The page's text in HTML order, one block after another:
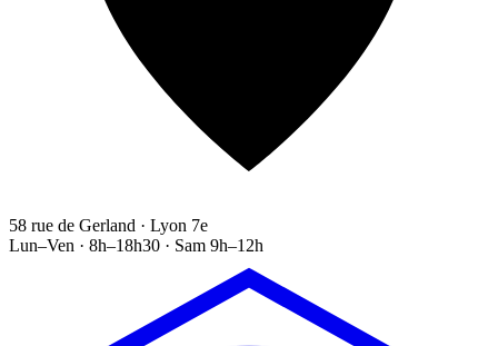
58 rue de Gerland · Lyon 7e
Lun–Ven · 8h–18h30 · Sam 9h–12h